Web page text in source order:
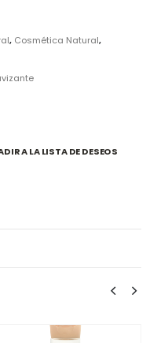
, Cosmética Natural,
A LA LISTA DE DESEOS